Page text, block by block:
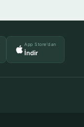
App Store'dan
İndir